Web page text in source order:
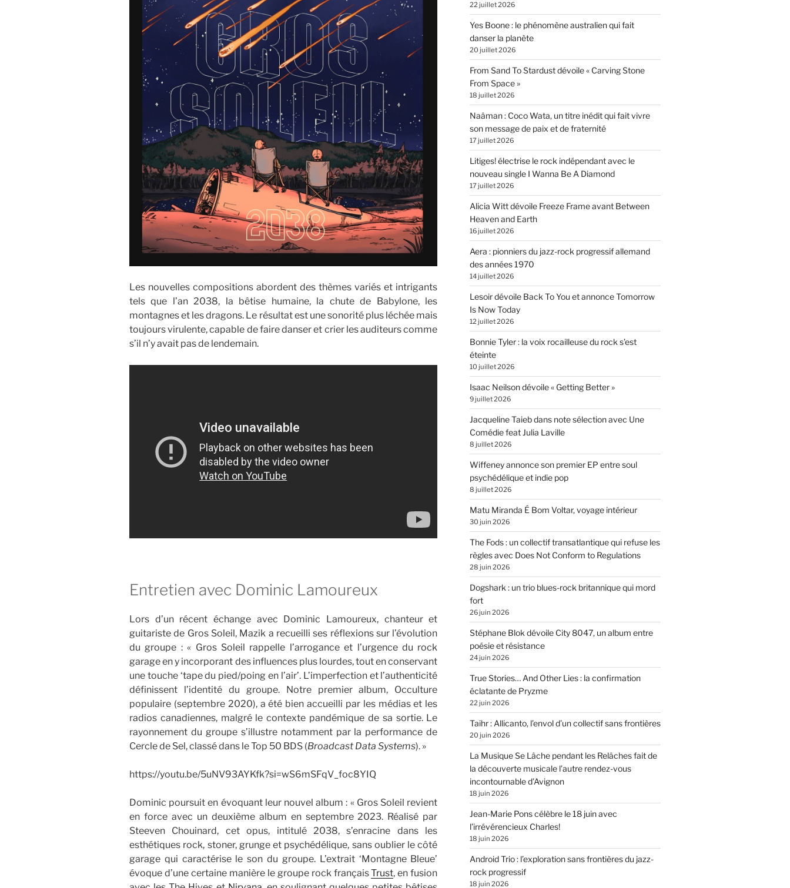
Les nouvelles compositions abordent des thèmes variés et intrigants
tels que l’an 2038, la bêtise humaine, la chute de Babylone, les
montagnes et les dragons. Le résultat est une sonorité plus léchée mais
toujours virulente, capable de faire danser et crier les auditeurs comme
s’il n’y avait pas de lendemain.
Entretien avec Dominic Lamoureux
Lors d’un récent échange avec Dominic Lamoureux, chanteur et
guitariste de Gros Soleil, Mazik a recueilli ses réflexions sur l’évolution
du groupe : « Gros Soleil rappelle l’arrogance et l’urgence du rock
garage en y incorporant des influences plus lourdes, tout en conservant
une touche ‘tape du pied/poing en l’air’. L’imperfection et l’authenticité
définissent l’identité du groupe. Notre premier album, Occulture
populaire (septembre 2020), a été bien accueilli par les médias et les
radios canadiennes, malgré le contexte pandémique de sa sortie. Le
rayonnement du groupe s’illustre notamment par la performance de
Cercle de Sel, classé dans le Top 50 BDS (Broadcast Data Systems). »
https://youtu.be/5uNV93AYKfk?si=wS6mSFqV_foc8YIQ
Dominic poursuit en évoquant leur nouvel album : « Gros Soleil revient
en force avec un deuxième album en septembre 2023. Réalisé par
Steeven Chouinard, cet opus, intitulé 2038, s’enracine dans les
esthétiques rock, stoner, grunge et psychédélique, sans oublier le côté
garage qui caractérise le son du groupe. L’extrait ‘Montagne Bleue’
évoque d’une certaine manière le groupe rock françaisTrust, en fusion
22 juillet 2026
Yes Boone : le phénomène australien qui fait
danser la planète
20 juillet 2026
From Sand To Stardust dévoile « Carving Stone
From Space »
18 juillet 2026
Naâman : Coco Wata, un titre inédit qui fait vivre
son message de paix et de fraternité
17 juillet 2026
Litiges! électrise le rock indépendant avec le
nouveau single I Wanna Be A Diamond
17 juillet 2026
Alicia Witt dévoile Freeze Frame avant Between
Heaven and Earth
16 juillet 2026
Aera : pionniers du jazz-rock progressif allemand
des années 1970
14 juillet 2026
Lesoir dévoile Back To You et annonce Tomorrow
Is Now Today
12 juillet 2026
Bonnie Tyler : la voix rocailleuse du rock s’est
éteinte
10 juillet 2026
Isaac Neilson dévoile « Getting Better »
9 juillet 2026
Jacqueline Taieb dans note sélection avec Une
Comédie feat Julia Laville
8 juillet 2026
Wiffeney annonce son premier EP entre soul
psychédélique et indie pop
8 juillet 2026
Matu Miranda É Bom Voltar, voyage intérieur
30 juin 2026
The Fods : un collectif transatlantique qui refuse les
règles avec Does Not Conform to Regulations
28 juin 2026
Dogshark : un trio blues-rock britannique qui mord
fort
26 juin 2026
Stéphane Blok dévoile City 8047, un album entre
poésie et résistance
24 juin 2026
True Stories… And Other Lies : la confirmation
éclatante de Pryzme
22 juin 2026
Taihr : Allicanto, l’envol d’un collectif sans frontières
20 juin 2026
La Musique Se Lâche pendant les Relâches fait de
la découverte musicale l’autre rendez-vous
incontournable d’Avignon
18 juin 2026
Jean-Marie Pons célèbre le 18 juin avec
l’irrévérencieux Charles!
18 juin 2026
Android Trio : l’exploration sans frontières du jazz-
rock progressif
18 juin 2026